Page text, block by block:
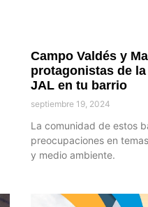
Campo Valdés y
protagonistas de
JAL en tu barrio
septiembre 19, 2024
La comunidad de estos
preocupaciones en
y medio ambiente.